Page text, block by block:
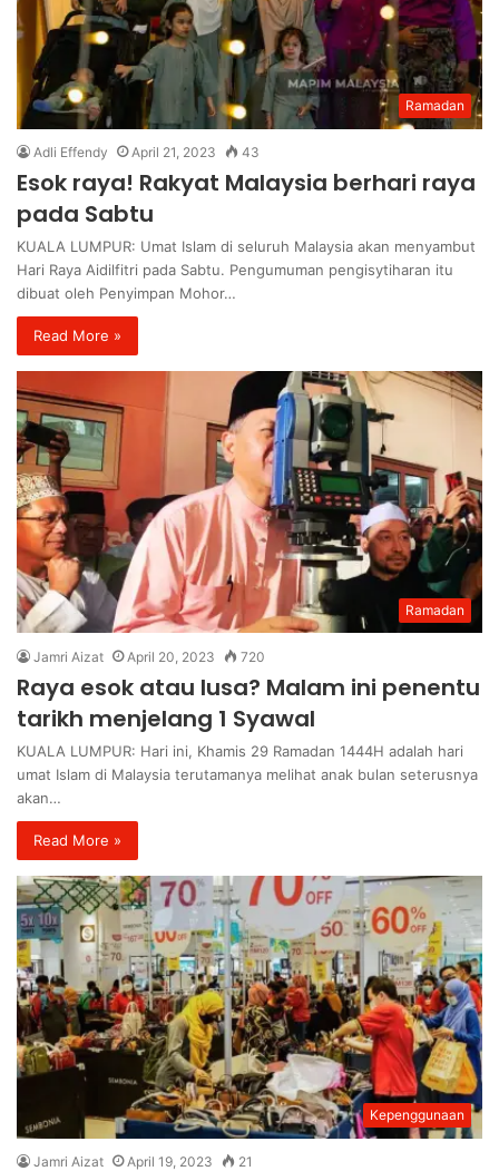
Ramadan
Adli Effendy April 21, 2023 43
Esok raya! Rakyat Malaysia berhari raya
pada Sabtu
KUALA LUMPUR: Umat Islam di seluruh Malaysia akan menyambut
Hari Raya Aidilfitri pada Sabtu. Pengumuman pengisytiharan itu
dibuat oleh Penyimpan Mohor…
Read More »
Ramadan
Jamri Aizat April 20, 2023 720
Raya esok atau lusa? Malam ini penentu
tarikh menjelang 1 Syawal
KUALA LUMPUR: Hari ini, Khamis 29 Ramadan 1444H adalah hari
umat Islam di Malaysia terutamanya melihat anak bulan seterusnya
akan…
Read More »
Kepenggunaan
Jamri Aizat April 19, 2023 21